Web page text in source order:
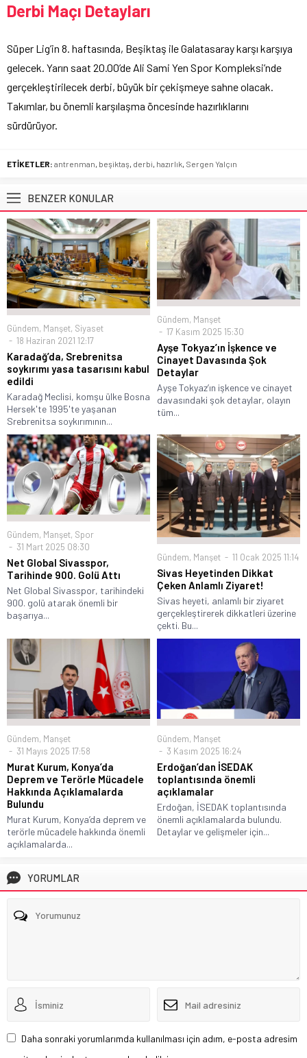
Derbi Maçı Detayları
Süper Lig’in 8. haftasında, Beşiktaş ile Galatasaray karşı karşıya
gelecek. Yarın saat 20.00’de Ali Sami Yen Spor Kompleksi’nde
gerçekleştirilecek derbi, büyük bir çekişmeye sahne olacak.
Takımlar, bu önemli karşılaşma öncesinde hazırlıklarını
sürdürüyor.
ETİKETLER: antrenman, beşiktaş, derbi, hazırlık, Sergen Yalçın
BENZER KONULAR
Gündem, Manşet, Siyaset
18 Haziran 2021 12:17
Karadağ’da, Srebrenitsa
soykırımı yasa tasarısını kabul
edildi
Karadağ Meclisi, komşu ülke Bosna
Hersek'te 1995'te yaşanan
Srebrenitsa soykırımının...
Gündem, Manşet
17 Kasım 2025 15:30
Ayşe Tokyaz’ın İşkence ve
Cinayet Davasında Şok
Detaylar
Ayşe Tokyaz’ın işkence ve cinayet
davasındaki şok detaylar, olayın
tüm...
Gündem, Manşet, Spor
31 Mart 2025 08:30
Net Global Sivasspor,
Tarihinde 900. Golü Attı
Net Global Sivasspor, tarihindeki
900. golü atarak önemli bir
başarıya...
Gündem, Manşet 11 Ocak 2025 11:14
Sivas Heyetinden Dikkat
Çeken Anlamlı Ziyaret!
Sivas heyeti, anlamlı bir ziyaret
gerçekleştirerek dikkatleri üzerine
çekti. Bu...
Gündem, Manşet
31 Mayıs 2025 17:58
Murat Kurum, Konya’da
Deprem ve Terörle Mücadele
Hakkında Açıklamalarda
Bulundu
Murat Kurum, Konya’da deprem ve
terörle mücadele hakkında önemli
açıklamalarda...
Gündem, Manşet
3 Kasım 2025 16:24
Erdoğan’dan İSEDAK
toplantısında önemli
açıklamalar
Erdoğan, İSEDAK toplantısında
önemli açıklamalarda bulundu.
Detaylar ve gelişmeler için...
YORUMLAR
Daha sonraki yorumlarımda kullanılması için adım, e-posta adresim